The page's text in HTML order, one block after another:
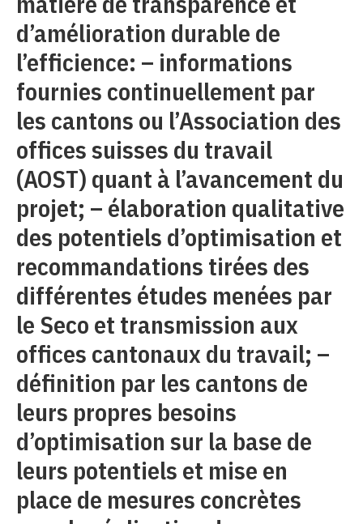
d’amélioration durable de
l’efficience: – informations
fournies continuellement par
les cantons ou l’Association des
offices suisses du travail
(AOST) quant à l’avancement du
projet; – élaboration qualitative
des potentiels d’optimisation et
recommandations tirées des
différentes études menées par
le Seco et transmission aux
offices cantonaux du travail; –
définition par les cantons de
leurs propres besoins
d’optimisation sur la base de
leurs potentiels et mise en
place de mesures concrètes